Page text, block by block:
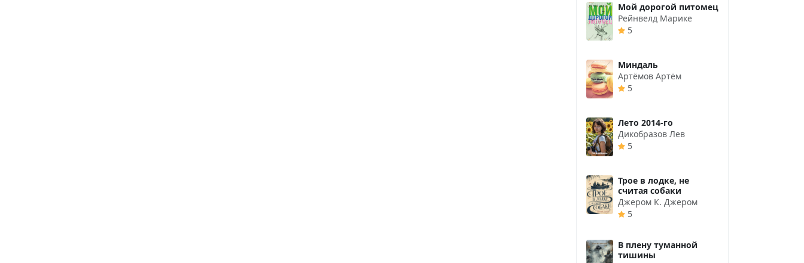
Мой дорогой питомец
Рейнвелд Марике
5
Миндаль
Артёмов Артём
5
Лето 2014-го
Дикобразов Лев
5
Трое в лодке, не
считая собаки
Джером К. Джером
5
В плену туманной
тишины